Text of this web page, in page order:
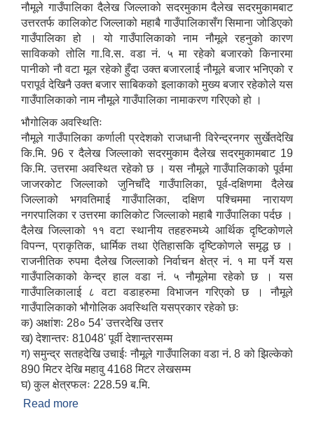
नौमूले गाउँपालिका दैलेख जिल्लाको सदरमुकाम दैलेख सदरमुकामबाट
उत्तरतर्फ कालिकोट जिल्लाको महाबै गाउँपालिकासँग सिमाना जोडिएको
गाउँपालिका हो । यो गाउँपालिकाको नाम नौमूले रहनुको कारण
साविकको तोलि गा.वि.स. वडा नं. ५ मा रहेको बजारको किनारमा
पानीको नौ वटा मूल रहेको हुँदा उक्त बजारलाई नौमूले बजार भनिएको र
परापूर्व देखिनै उक्त बजार साबिकको इलाकाको मुख्य बजार रहेकोले यस
गाउँपालिकाको नाम नौमूले गाउँपालिका नामाकरण गरिएको हो ।
भौगोलिक अवस्थितिः
नौमूले गाउँपालिका कर्णाली प्रदेशको राजधानी विरेन्द्रनगर सुर्खेतदेखि
कि.मि. 96 र दैलेख जिल्लाको सदरमुकाम दैलेख सदरमुकामबाट 19
कि.मि. उत्तरमा अवस्थित रहेको छ । यस नौमूले गाउँपालिकाको पूर्वमा
जाजरकोट जिल्लाको जुनिचाँदे गाउँपालिका, पूर्व-दक्षिणमा दैलेख
जिल्लाको भगवतिमाई गाउँपालिका, दक्षिण पश्चिममा नारायण
नगरपालिका र उत्तरमा कालिकोट जिल्लाको महाबै गाउँपालिका पर्दछ ।
दैलेख जिल्लाको ११ वटा स्थानीय तहहरुमध्ये आर्थिक दृष्टिकोणले
विपन्‍न, प्राकृतिक, धार्मिक तथा ऐतिहासकि दृष्टिकोणले समृद्ध छ ।
राजनीतिक रुपमा दैलेख जिल्लाको निर्वाचन क्षेत्र नं. १ मा पर्ने यस
गाउँपालिकाको केन्द्र हाल वडा नं. ५ नौमूलेमा रहेको छ । यस
गाउँपालिकालाई ८ वटा वडाहरुमा विभाजन गरिएको छ । नौमूले
गाउँपालिकाको भौगोलिक अवस्थिति यसप्रकार रहेको छः
क) अक्षांशः 28० 54' उत्तरदेखि उत्तर
ख) देशान्तरः 81048' पूर्वी देशान्तरसम्म
ग) समुन्द्र सतहदेखि उचाईः नौमूले गाउँपालिका वडा नं. 8 को झिल्केको
890 मिटर देखि महावु 4168 मिटर लेखसम्म
घ) कुल क्षेत्रफलः 228.59 ब.मि.
Read more